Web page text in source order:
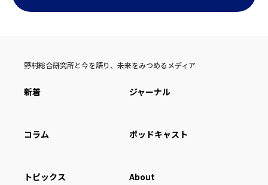
野村総合研究所と今を語り、未来をみつめるメディア
新着 ジャーナル
コラム ポッドキャスト
トピックス About